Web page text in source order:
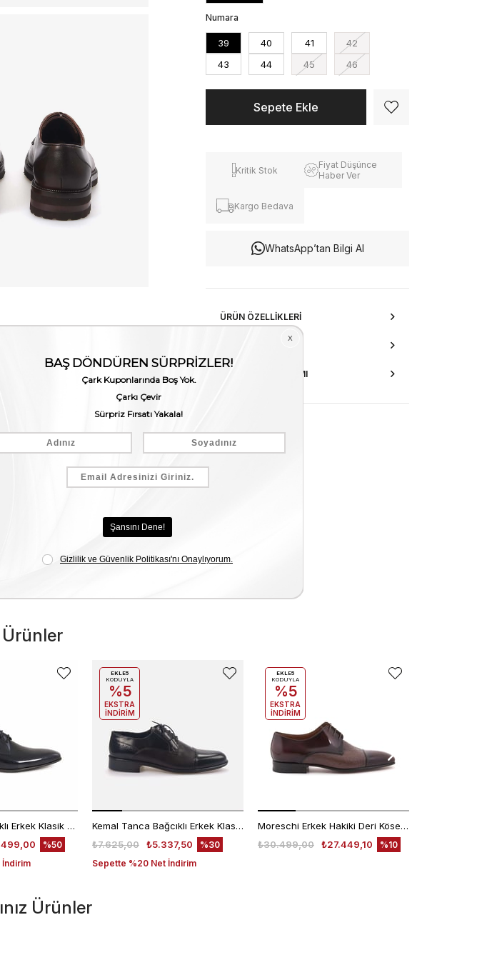
Numara
39 40 41
42
43
44 45 46
Kritik Stok
Fiyat Düşünce
Haber Ver
Kargo Bedava
WhatsApp’tan Bilgi Al
ÜRÜN ÖZELLIKLERI
AKSESUAR ONARIMI
Mocassini Bağcıklı Erkek Klasik Ayakkabı 4625
%50
Kemal Tanca Bağcıklı Erkek Klasik Ayakkabı 7453
₺5.337,50
₺7.625,00
Sepette %20 Net İndirim
%30
EKLE5
KODUYLA
%5
EKSTRA
İNDİRİM
Moreschi Erkek Hakiki Deri Kösele Taban Kahverengi Klasik Ayakkabı
₺27.449,10
₺30.499,00 %10
EKLE5
KODUYLA
%5
EKSTRA
İNDİRİM
Ürünler